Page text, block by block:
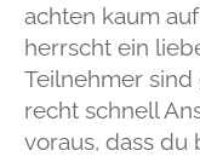
achten kaum
herrscht ein
Teilnehmer
recht schnell
voraus, dass du